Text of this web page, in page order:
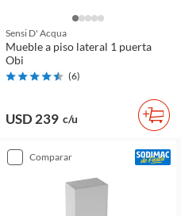
Sensi D' Acqua
Mueble a piso lateral 1 puerta
Obi
(6)
USD 239 c/u
comparar